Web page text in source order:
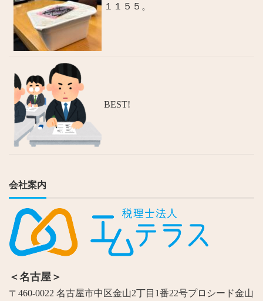
１１５５。
BEST!
会社案内
＜名古屋＞
〒460-0022 名古屋市中区金山2丁目1番22号プロシード金山